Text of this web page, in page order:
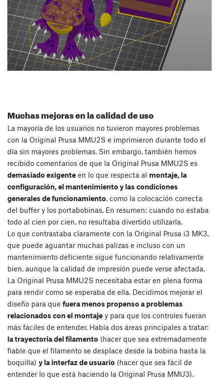
Muchas mejoras en la calidad de uso
La mayoría de los usuarios no tuvieron mayores problemas
con la Original Prusa MMU2S e imprimieron durante todo el
día sin mayores problemas. Sin embargo, también hemos
recibido comentarios de que la Original Prusa MMU2S es
demasiado exigente en lo que respecta al montaje, la
configuración, el mantenimiento y las condiciones
generales de funcionamiento, como la colocación correcta
del buffer y los portabobinas. En resumen: cuando no estaba
todo al cien por cien, no resultaba divertido utilizarla.
Lo que contrastaba claramente con la Original Prusa i3 MK3,
que puede aguantar muchas palizas e incluso con un
mantenimiento deficiente sigue funcionando relativamente
bien, aunque la calidad de impresión puede verse afectada.
La Original Prusa MMU2S necesitaba estar en plena forma
para rendir como se esperaba de ella. Decidimos mejorar el
diseño para que fuera menos propenso a problemas
relacionados con el montaje y para que los controles fueran
más fáciles de entender. Había dos áreas principales a tratar:
la trayectoria del filamento (hacer que sea extremadamente
fiable que el filamento se desplace desde la bobina hasta la
boquilla) y la interfaz de usuario (hacer que sea fácil de
entender lo que está haciendo la Original Prusa MMU3).